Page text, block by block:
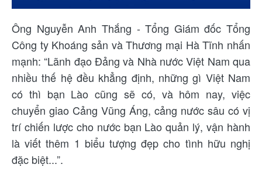
Ông Nguyễn Anh Thắng - Tổng Giám đốc Tổng
Công ty Khoáng sản và Thương mại Hà Tĩnh nhấn
mạnh: “Lãnh đạo Đảng và Nhà nước Việt Nam qua
nhiều thế hệ đều khẳng định, những gì Việt Nam
có thì bạn Lào cũng sẽ có, và hôm nay, việc
chuyển giao Cảng Vũng Áng, cảng nước sâu có vị
trí chiến lược cho nước bạn Lào quản lý, vận hành
là viết thêm 1 biểu tượng đẹp cho tình hữu nghị
đặc biệt...”.